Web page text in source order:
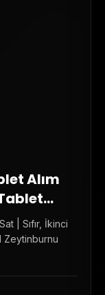
Alım
| Sıfır, İkinci
Zeytinburnu